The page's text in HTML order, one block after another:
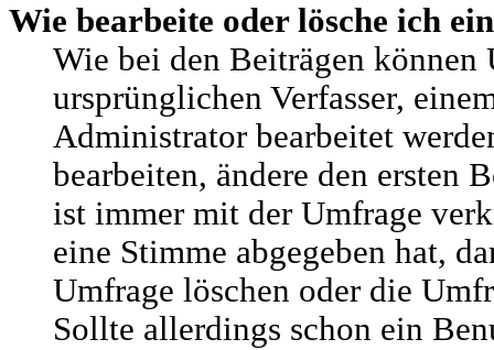
Wie bearbeite oder lösche ich
Wie bei den Beiträgen können
ursprünglichen Verfasser,
Administrator bearbeitet
bearbeiten, ändere den ersten
ist immer mit der Umfrage
eine Stimme abgegeben hat,
Umfrage löschen oder die
Sollte allerdings schon ein